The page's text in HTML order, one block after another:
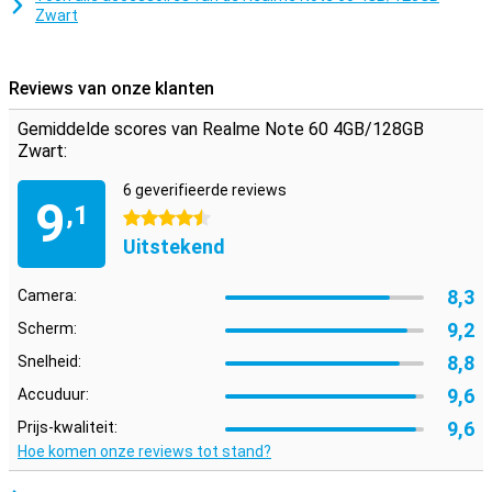
Zwart
Reviews van onze klanten
Gemiddelde scores van Realme Note 60 4GB/128GB
Zwart:
9,1
6 geverifieerde reviews
4.5 sterren
Uitstekend
Camera: 8,3
Scherm: 9,2
Snelheid: 8,8
Accuduur: 9,6
Prijs-kwaliteit: 9,6
Hoe komen onze reviews tot stand?